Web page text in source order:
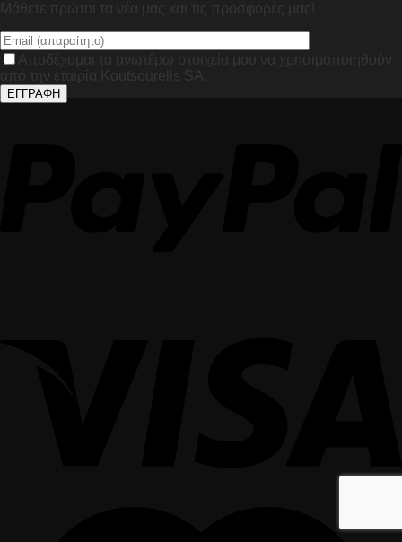
Μάθετε πρώτοι τα νέα μας και τις προσφορές μας!
Αποδέχομαι τα ανωτέρω στοιχεία μου να χρησιμοποιηθούν
από την εταιρία Koutsourelis SA.